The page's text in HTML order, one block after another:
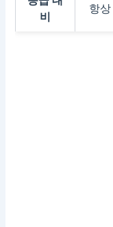
비
항상